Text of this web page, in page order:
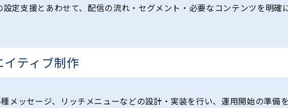
定支援とあわせて、配信の流れ・セグメント・必要なコンテンツを明確に
ティブ制作
メッセージ、リッチメニューなどの設計・実装を行い、運用開始の準備を